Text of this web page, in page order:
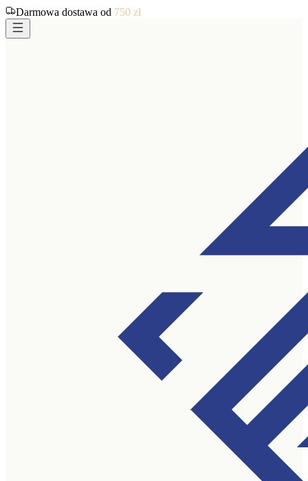
Darmowa dostawa od 750 zł